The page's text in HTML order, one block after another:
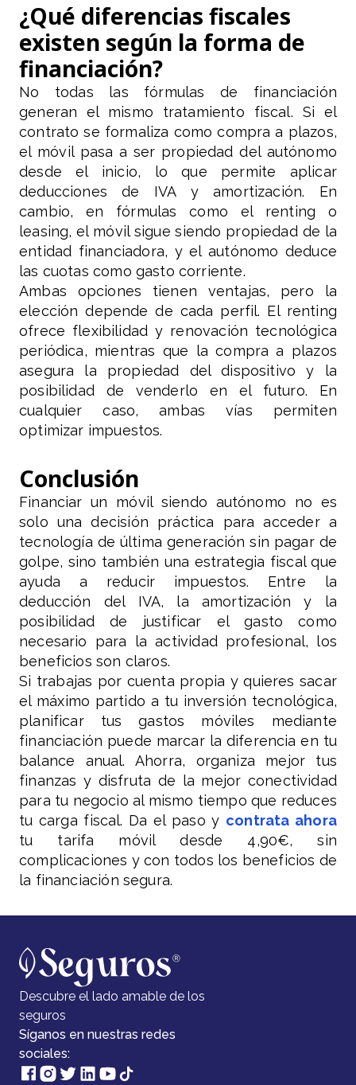
¿Qué diferencias fiscales
existen según la forma de
financiación?
No todas las fórmulas de financiación
generan el mismo tratamiento fiscal. Si el
contrato se formaliza como compra a plazos,
el móvil pasa a ser propiedad del autónomo
desde el inicio, lo que permite aplicar
deducciones de IVA y amortización. En
cambio, en fórmulas como el renting o
leasing, el móvil sigue siendo propiedad de la
entidad financiadora, y el autónomo deduce
las cuotas como gasto corriente.
Ambas opciones tienen ventajas, pero la
elección depende de cada perfil. El renting
ofrece flexibilidad y renovación tecnológica
periódica, mientras que la compra a plazos
asegura la propiedad del dispositivo y la
posibilidad de venderlo en el futuro. En
cualquier caso, ambas vías permiten
optimizar impuestos.
Conclusión
Financiar un móvil siendo autónomo no es
solo una decisión práctica para acceder a
tecnología de última generación sin pagar de
golpe, sino también una estrategia fiscal que
ayuda a reducir impuestos. Entre la
deducción del IVA, la amortización y la
posibilidad de justificar el gasto como
necesario para la actividad profesional, los
beneficios son claros.
Si trabajas por cuenta propia y quieres sacar
el máximo partido a tu inversión tecnológica,
planificar tus gastos móviles mediante
financiación puede marcar la diferencia en tu
balance anual. Ahorra, organiza mejor tus
finanzas y disfruta de la mejor conectividad
para tu negocio al mismo tiempo que reduces
tu carga fiscal. Da el paso y contrata ahora
tu tarifa móvil desde 4,90€, sin
complicaciones y con todos los beneficios de
la financiación segura.
Descubre el lado amable de los
seguros
Síganos en nuestras redes
sociales: